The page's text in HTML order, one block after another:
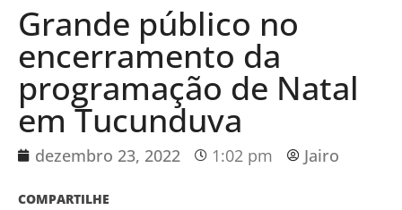
Grande público no
encerramento da
programação de Natal
em Tucunduva
dezembro 23, 2022 1:02 pm Jairo
COMPARTILHE